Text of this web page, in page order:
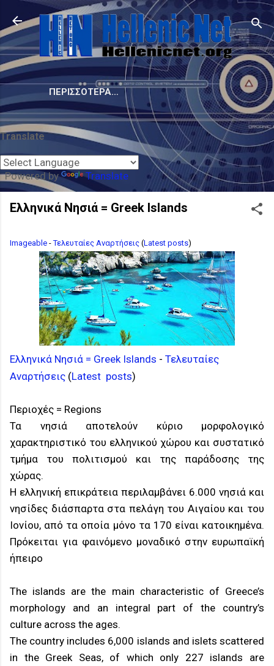
Μετάβαση στο κύριο περιεχόμενο
ΠΕΡΙΣΣΌΤΕΡΑ…
Translate
Powered by Translate
Ελληνικά Νησιά = Greek Islands
Imageable -Τελευταίες Αναρτήσεις (Latest posts)
Ελληνικά Νησιά = Greek Islands - Τελευταίες
Αναρτήσεις (Latest posts)
Περιοχές = Regions
Τα νησιά αποτελούν κύριο μορφολογικό
χαρακτηριστικό του ελληνικού χώρου και συστατικό
τμήμα του πολιτισμού και της παράδοσης της
χώρας.
Η ελληνική επικράτεια περιλαμβάνει 6.000 νησιά και
νησίδες διάσπαρτα στα πελάγη του Αιγαίου και του
Ιονίου, από τα οποία μόνο τα 170 είναι κατοικημένα.
Πρόκειται για φαινόμενο μοναδικό στην ευρωπαϊκή
ήπειρο
The islands are the main characteristic of Greece’s
morphology and an integral part of the country’s
culture across the ages.
The country includes 6,000 islands and islets scattered
in the Greek Seas, of which only 227 islands are